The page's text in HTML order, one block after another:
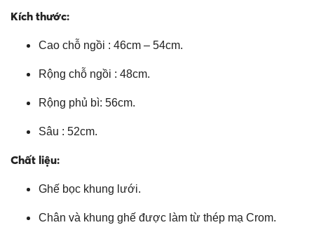
Kích thước:
Cao chỗ ngồi : 46cm – 54cm.
Rộng chỗ ngồi : 48cm.
Rộng phủ bì: 56cm.
Sâu : 52cm.
Chất liệu:
Ghế bọc khung lưới.
Chân và khung ghế được làm từ thép mạ Crom.